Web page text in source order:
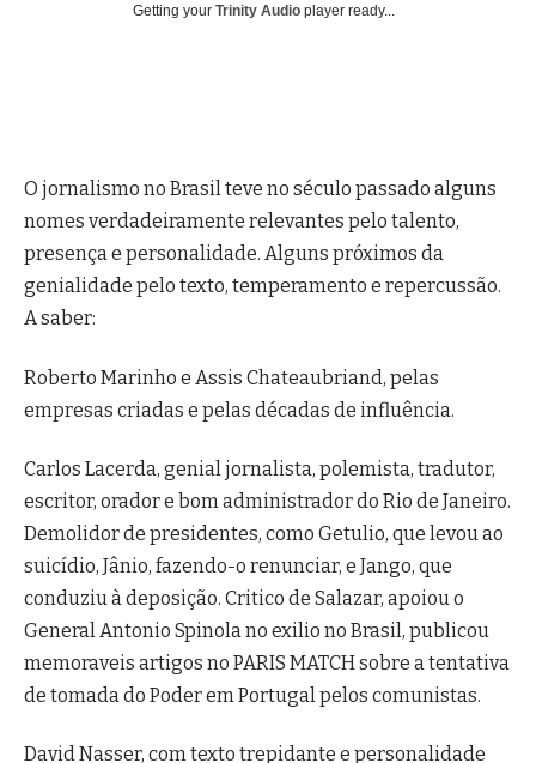
Getting your Trinity Audio player ready...
O jornalismo no Brasil teve no século passado alguns
nomes verdadeiramente relevantes pelo talento,
presença e personalidade. Alguns próximos da
genialidade pelo texto, temperamento e repercussão.
A saber:
Roberto Marinho e Assis Chateaubriand, pelas
empresas criadas e pelas décadas de influência.
Carlos Lacerda, genial jornalista, polemista, tradutor,
escritor, orador e bom administrador do Rio de Janeiro.
Demolidor de presidentes, como Getulio, que levou ao
suicídio, Jânio, fazendo-o renunciar, e Jango, que
conduziu à deposição. Critico de Salazar, apoiou o
General Antonio Spinola no exilio no Brasil, publicou
memoraveis artigos no PARIS MATCH sobre a tentativa
de tomada do Poder em Portugal pelos comunistas.
David Nasser, com texto trepidante e personalidade